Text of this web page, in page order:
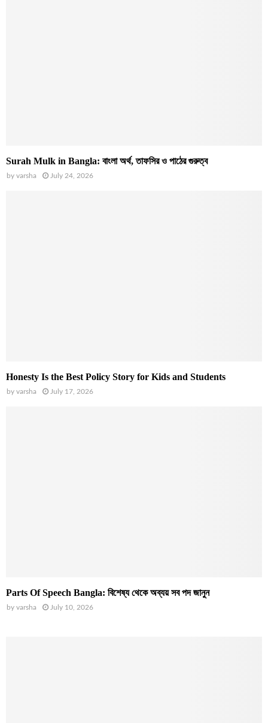
Surah Mulk in Bangla: বাংলা অর্থ, তাফসির ও পাঠের গুরুত্ব
by varsha July 24, 2026
Honesty Is the Best Policy Story for Kids and Students
by varsha July 17, 2026
Parts Of Speech Bangla: বিশেষ্য থেকে অব্যয় সব পদ জানুন
by varsha July 10, 2026